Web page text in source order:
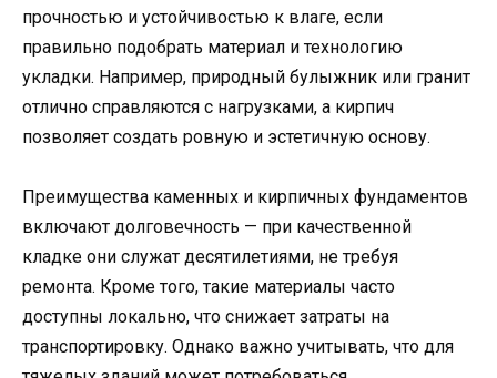
прочностью и устойчивостью к влаге, если
правильно подобрать материал и технологию
укладки. Например, природный булыжник или гранит
отлично справляются с нагрузками, а кирпич
позволяет создать ровную и эстетичную основу.
Преимущества каменных и кирпичных фундаментов
включают долговечность — при качественной
кладке они служат десятилетиями, не требуя
ремонта. Кроме того, такие материалы часто
доступны локально, что снижает затраты на
транспортировку. Однако важно учитывать, что для